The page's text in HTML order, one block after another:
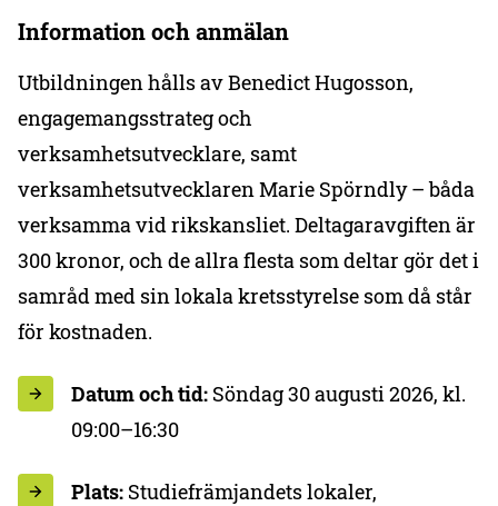
Information och anmälan
Utbildningen hålls av Benedict Hugosson,
engagemangsstrateg och
verksamhetsutvecklare, samt
verksamhetsutvecklaren Marie Spörndly – båda
verksamma vid rikskansliet. Deltagaravgiften är
300 kronor, och de allra flesta som deltar gör det i
samråd med sin lokala kretsstyrelse som då står
för kostnaden.
Datum och tid: Söndag 30 augusti 2026, kl.
09:00–16:30
Plats: Studiefrämjandets lokaler,